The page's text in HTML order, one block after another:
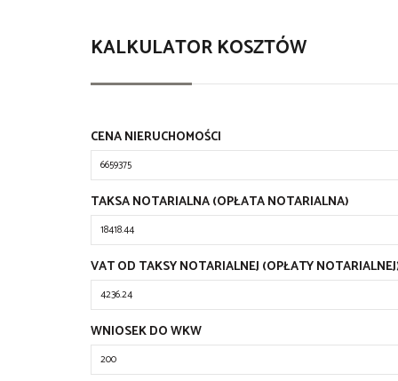
KALKULATOR KOSZTÓW
CENA NIERUCHOMOŚCI
TAKSA NOTARIALNA (OPŁATA NOTARIALNA)
VAT OD TAKSY NOTARIALNEJ (OPŁATY
WNIOSEK DO WKW